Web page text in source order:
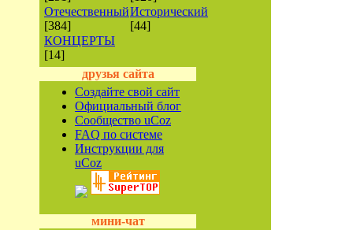
Отечественный
[384]
Исторический
[44]
КОНЦЕРТЫ
[14]
друзья сайта
Создайте свой сайт
Официальный блог
Сообщество uCoz
FAQ по системе
Инструкции для
uCoz
мини-чат